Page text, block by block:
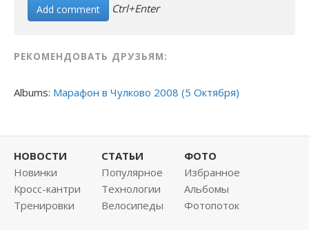
Ctrl+Enter
РЕКОМЕНДОВАТЬ ДРУЗЬЯМ:
Albums: Марафон в Чулково 2008 (5 Октября)
НОВОСТИ
Новинки
Кросс-кантри
Тренировки
СТАТЬИ
Популярное
Технологии
Велосипеды
ФОТО
Избранное
Альбомы
Фотопоток